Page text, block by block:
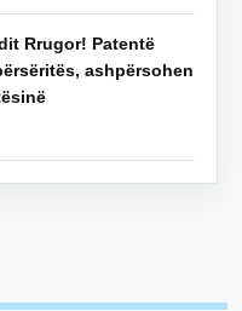
Rrugor! Patentë
ashpërsohen